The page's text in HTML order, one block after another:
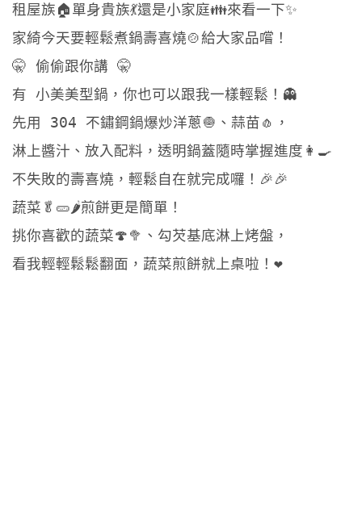
租屋族🏠單身貴族💃還是小家庭👪來看一下✨
家綺今天要輕鬆煮鍋壽喜燒🍲給大家品嚐！
🤫 偷偷跟你講 🤫
有 小美美型鍋，你也可以跟我一樣輕鬆！👻
先用 304 不鏽鋼鍋爆炒洋蔥🧅、蒜苗🧄，
淋上醬汁、放入配料，透明鍋蓋隨時掌握進度👩‍🍳
不失敗的壽喜燒，輕鬆自在就完成囉！🎉🎉
蔬菜🥬🥒🌶️煎餅更是簡單！
挑你喜歡的蔬菜🍄🥦、勾芡基底淋上烤盤，
看我輕輕鬆鬆翻面，蔬菜煎餅就上桌啦！❤️